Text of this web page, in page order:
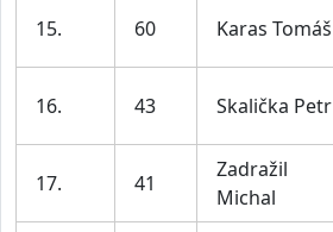
15. 60 Karas Tomáš
16. 43 Skalička Petr
17. 41
Zadražil
Michal